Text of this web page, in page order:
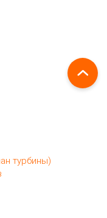
турбины)